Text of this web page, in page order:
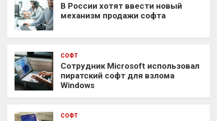
В России хотят ввести новый
механизм продажи софта
СОФТ
Сотрудник Microsoft использовал
пиратский софт для взлома
Windows
СОФТ